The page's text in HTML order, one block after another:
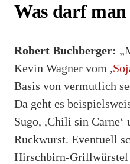
Was darf
Robert Buchberger:
Kevin Wagner vom ,
Basis von vermutlich
Da geht es
Sugo, ,Chili sin Carne‘
Ruckwurst. Eventuell
Hirschbirn-Grillwürstel